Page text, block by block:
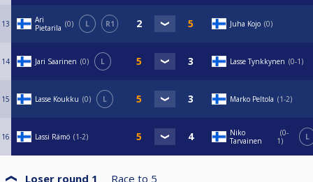
13
Ari
Pietarila
0 L R1 Juha Kojo 0
14 Jari Saarinen 0 L Lasse Tynkkynen 0-1
15 Lasse Koukku 0 L Marko Peltola 1-2
16 Lassi Rämö 1-2
Niko
Tarvainen
0-
1
L
Loser round 1 Race to 5